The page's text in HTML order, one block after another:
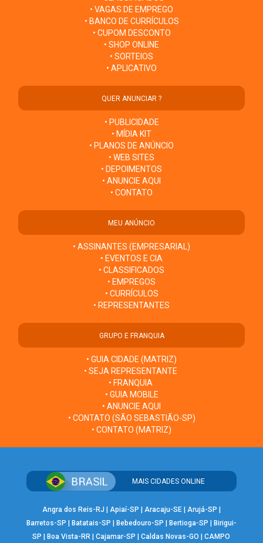
• VAGAS DE EMPREGO
• BANCO DE CURRÍCULOS
• CUPOM DESCONTO
• SHOP ONLINE
• SORTEIOS
• APLICATIVO
QUER ANUNCIAR ?
• PUBLICIDADE
• MÍDIA KIT
• PLANOS DE ANÚNCIO
• WEB SITES
• DEPOIMENTOS
• ANUNCIE AQUI
• CONTATO
MEU ANÚNCIO
• ASSINANTES (EMPRESARIAL)
• EVENTOS E CIA
• CLASSIFICADOS
• EMPREGOS
• CURRÍCULOS
• REPRESENTANTES
GRUPO E FRANQUIA
• GUIA CIDADE (MATRIZ)
• SEJA REPRESENTANTE
• FRANQUIA
• GUIA MOBILE
• ANUNCIE AQUI
• CONTATO (SÃO SEBASTIÃO-SP)
• CONTATO (MATRIZ)
MAIS CIDADES ONLINE
Angra dos Reis-RJ | Apiaí-SP | Aracaju-SE| Arujá-SP |
Barretos-SP | Batatais-SP | Bebedouro-SP | Bertioga-SP | Birigui-
SP |Boa Vista-RR |Cajamar-SP |Caldas Novas-GO |CAMPO